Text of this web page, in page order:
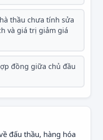
thầu chưa tính sửa
và giá trị giảm giá
đồng giữa chủ đầu
đấu thầu, hàng hóa